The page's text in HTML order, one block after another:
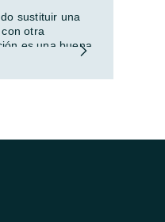
sustituir una
otra
es una buena